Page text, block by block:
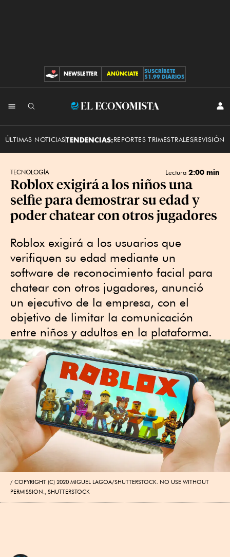
CONTRIBUCIONES
NEWSLETTER ANÚNCIATE
SUSCRÍBETE
$1.99 DIARIOS
El
ÚLTIMAS NOTICIASTENDENCIAS:REPORTES TRIMESTRALESREVISIÓN
TECNOLOGÍA Lectura 2:00 min
Roblox exigirá a los niños una
selfie para demostrar su edad y
poder chatear con otros jugadores
Roblox exigirá a los usuarios que
verifiquen su edad mediante un
software de reconocimiento facial para
chatear con otros jugadores, anunció
un ejecutivo de la empresa, con el
objetivo de limitar la comunicación
entre niños y adultos en la plataforma.
COPYRIGHT (C) 2020 MIGUEL LAGOA/SHUTTERSTOCK. NO USE WITHOUT
PERMISSION., SHUTTERSTOCK